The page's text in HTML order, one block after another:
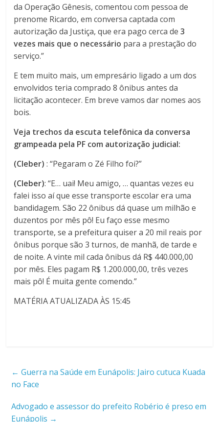
da Operação Gênesis, comentou com pessoa de
prenome Ricardo, em conversa captada com
autorização da Justiça, que era pago cerca de3
vezes mais que o necessário para a prestação do
serviço.”
E tem muito mais, um empresário ligado a um dos
envolvidos teria comprado 8 ônibus antes da
licitação acontecer. Em breve vamos dar nomes aos
bois.
Veja trechos da escuta telefônica da conversa
grampeada pela PF com autorização judicial:
(Cleber): “Pegaram o Zé Filho foi?”
(Cleber): “E… uai! Meu amigo, … quantas vezes eu
falei isso aí que esse transporte escolar era uma
bandidagem. São 22 ônibus dá quase um milhão e
duzentos por mês pô! Eu faço esse mesmo
transporte, se a prefeitura quiser a 20 mil reais por
ônibus porque são 3 turnos, de manhã, de tarde e
de noite. A vinte mil cada ônibus dá R$ 440.000,00
por mês. Eles pagam R$ 1.200.000,00, três vezes
mais pô! É muita gente comendo.”
MATÉRIA ATUALIZADA ÀS 15:45
← Guerra na Saúde em Eunápolis: Jairo cutuca Kuada
no Face
Advogado e assessor do prefeito Robério é preso em
Eunápolis →